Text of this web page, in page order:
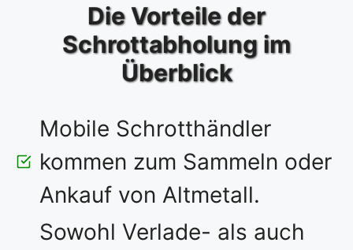
Die Vorteile der
Schrottabholung im
Überblick
Mobile Schrotthändler
kommen zum Sammeln oder
Ankauf von Altmetall.
Sowohl Verlade- als auch